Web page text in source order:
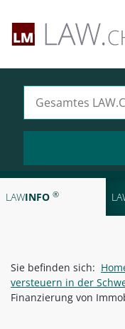
LAWINFO ®
Sie befinden sich:
versteuern in der
Finanzierung von